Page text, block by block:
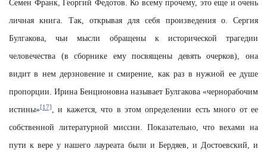
Семен Франк, Георгий Федотов. Ко всему прочему, это еще и очень
личная книга. Так, открывая для себя произведения о. Сергия
Булгакова, чьи мысли обращены к исторической трагедии
человечества (в сборнике ему посвящены девять очерков), она
видит в нем дерзновение и смирение, как раз в нужной ее душе
пропорции. Ирина Бенционовна называет Булгакова «чернорабочим
истины»[17] , и кажется, что в этом определении есть много от ее
собственной литературной миссии. Показательно, что вехами на
пути к вере у нашего лауреата были и Бердяев, и Достоевский, и